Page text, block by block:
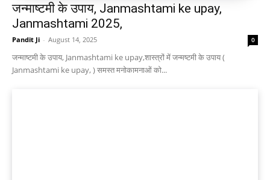
जन्माष्टमी के उपाय, Janmashtami ke upay,
Janmashtami 2025,
Pandit Ji - August 14, 2025 0
जन्माष्टमी के उपाय, Janmashtami ke upay,शास्त्रों में जन्मष्टमी के उपाय (
Janmashtami ke upay, ) समस्त मनोकामनाओं को...